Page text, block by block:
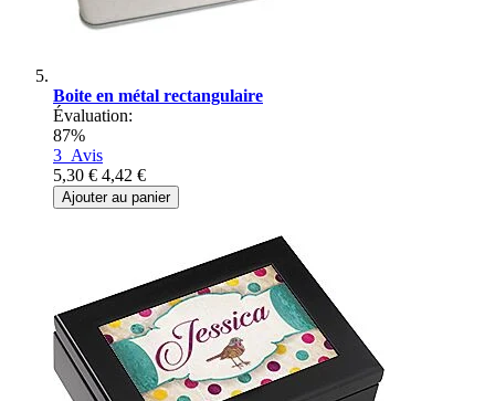
Boite en métal rectangulaire
Évaluation:
87%
3 Avis
5,30 € 4,42 €
Ajouter au panier